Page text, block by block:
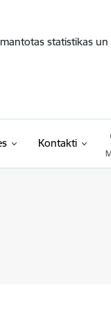
statistikas
Kontakti